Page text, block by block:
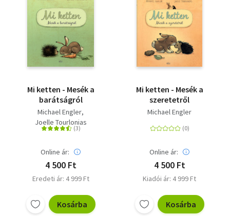
Mi ketten - Mesék a
barátságról
Michael Engler
Joelle Tourlonias
Online ár:
4 500 Ft
Eredeti ár: 4 999 Ft
Kosárba
Mi ketten - Mesék a
szeretetről
Michael Engler
Online ár:
4 500 Ft
Kiadói ár: 4 999 Ft
Kosárba